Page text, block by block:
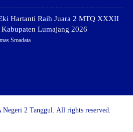
Hartanti Raih Juara 2 MTQ XXXII
Lumajang 2026
Smadata
2 Tanggul. All rights reserved.